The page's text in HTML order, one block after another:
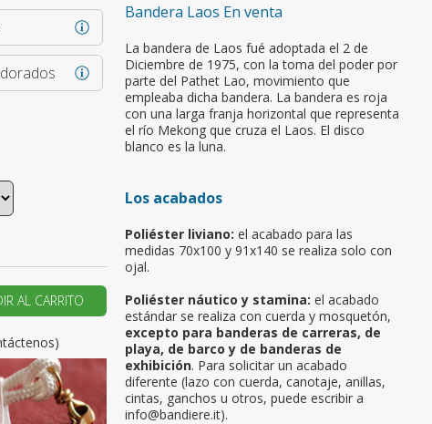
tu primer pedido?
CREAR UNA NUEVA CUENTA
Bandera Laos En venta
La bandera de Laos fué adoptada el 2 de
Diciembre de 1975, con la toma del poder por
parte del Pathet Lao, movimiento que
empleaba dicha bandera. La bandera es roja
con una larga franja horizontal que representa
el río Mekong que cruza el Laos. El disco
blanco es la luna.
Los acabados
Poliéster liviano: el acabado para las
medidas 70x100 y 91x140 se realiza solo con
ojal.
Poliéster náutico y stamina: el acabado
estándar se realiza con cuerda y mosquetón,
excepto para banderas de carreras, de
playa, de barco y de banderas de
exhibición. Para solicitar un acabado
diferente (lazo con cuerda, canotaje, anillas,
cintas, ganchos u otros, puede escribir a
info@bandiere.it).
AL CARRITO